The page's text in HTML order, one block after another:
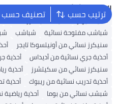
ترتيب حسب تصنيف حسب البحث الشائع
أحذية ميولز أحذية سكيتشرز للنساء
شباشب مفتوحة نسائية
شباشب
سنيكرز نسائي من أونيتسوكا تايجر
أحذية جري نسائية من أديداس
أحذية
سنيكرز نسائي من سكيتشرز
أحذية
أحذية تدريب نسائية من ريبوك
أحذية
شبشب نسائي من بوما
أحذية